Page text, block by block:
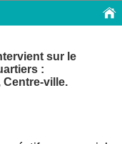
sur le
:
Centre-ville.